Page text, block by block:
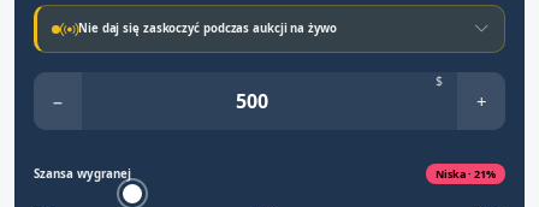
Nie daj się zaskoczyć podczas aukcji na żywo
−
$
+
Szansa wygranej Niska · 21%